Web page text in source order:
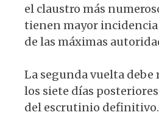
el claustro más
tienen mayor
de las máximas
La segunda vuelta debe
los siete días
del escrutinio definitivo.